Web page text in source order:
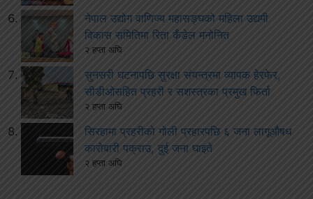
नेपाल उद्योग वाणिज्य महासङ्घको महिला उद्यमी
विकास समितिमा रिता कँडेल मनोनित
२ हप्ता अघि
सुनसरी घटनापछि सुरक्षा संयन्त्रमा व्यापक हेरफेर,
सीडीओसहित प्रहरी र सशस्त्रका प्रमुख फिर्ता
२ हप्ता अघि
सिरहामा प्रहरीको गोली प्रहारपछि ६ जना लागूऔषध
कारोबारी पक्राउ, दुई जना घाइते
२ हप्ता अघि